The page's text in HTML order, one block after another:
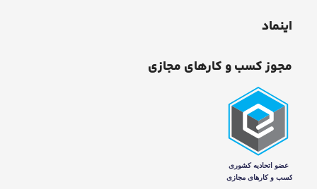
اینماد
مجوز کسب و کارهای مجازی